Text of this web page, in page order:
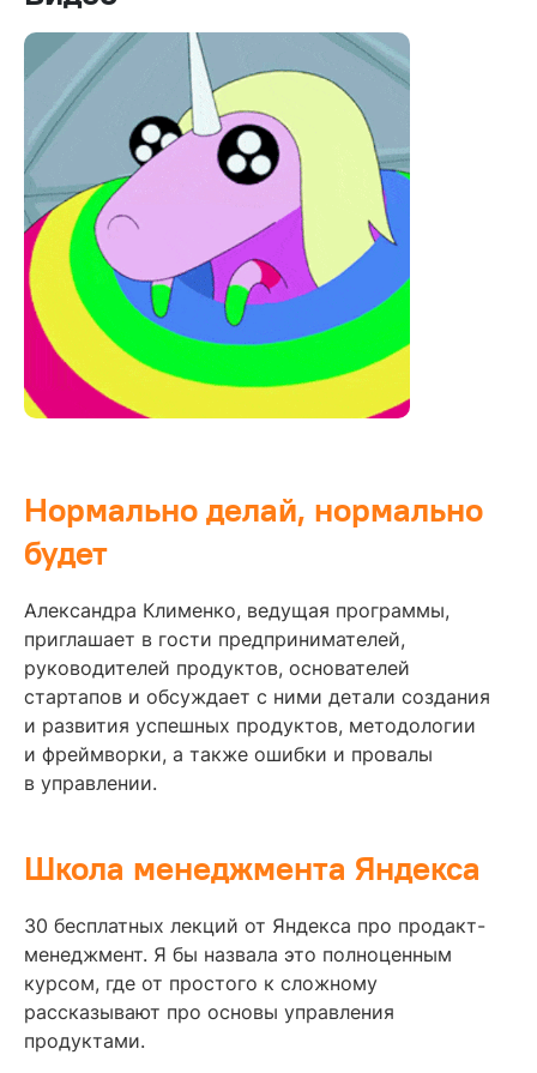
Нормально делай, нормально
будет
Александра Клименко, ведущая программы,
приглашает в гости предпринимателей,
руководителей продуктов, основателей
стартапов и обсуждает с ними детали создания
и развития успешных продуктов, методологии
и фреймворки, а также ошибки и провалы
в управлении.
Школа менеджмента Яндекса
30 бесплатных лекций от Яндекса про продакт-
менеджмент. Я бы назвала это полноценным
курсом, где от простого к сложному
рассказывают про основы управления
продуктами.